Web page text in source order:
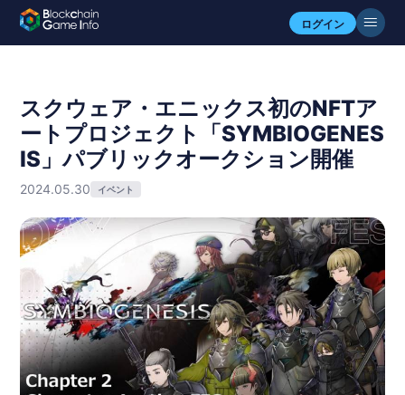
ログイン
スクウェア・エニックス初のNFTア
ートプロジェクト「SYMBIOGENES
IS」パブリックオークション開催
2024.05.30 イベント